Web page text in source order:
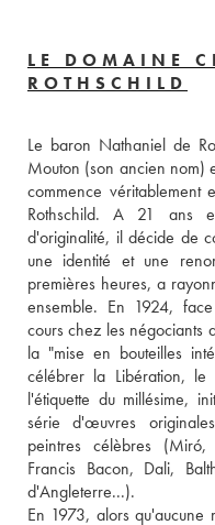
LE DOMAINE
ROTHSCHILD
Le baron Nathaniel de
Mouton (son ancien nom)
commence
Rothschild. A 21 ans
d'originalité, il décide de
une identité et une
premières heures, a
ensemble. En 1924,
cours chez les négociants
la "mise en bouteilles
célébrer la Libération,
l'étiquette du millésime,
série d'œuvres
peintres célèbres (Miró,
Francis Bacon, Dali,
d'Angleterre...).
En 1973, alors qu'aucune